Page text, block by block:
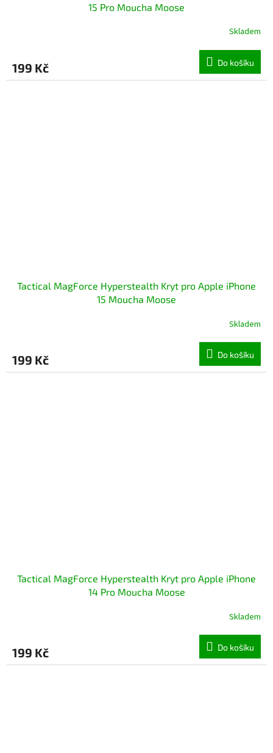
15 Pro Moucha Moose
Skladem
199 Kč Do košíku
Tactical MagForce Hyperstealth Kryt pro Apple iPhone
15 Moucha Moose
Skladem
199 Kč Do košíku
Tactical MagForce Hyperstealth Kryt pro Apple iPhone
14 Pro Moucha Moose
Skladem
199 Kč Do košíku